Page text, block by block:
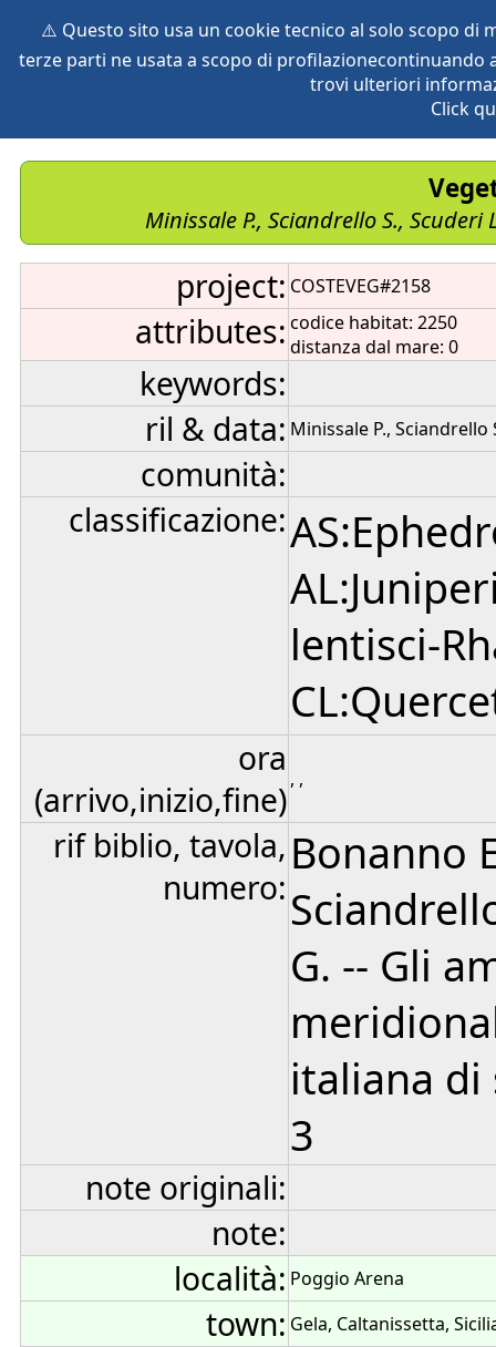
⚠️ Questo sito usa un cookie tecnico al solo scopo di
terze parti ne usata a scopo di
trovi ulteriori
Click
vegetation global db
Minissale P., Sciandrello S.,
project: COSTEVEG#2158
attributes: codice habitat: 2250
distanza dal mare: 0
keywords:
ril & data: Minissale P., Sciandrello
comunità:
classificazione:
lentisci-
ora
(arrivo,inizio,fine), ,
rif biblio, tavola,
numero:
Bonanno
G. -- Gli
italiana di
3
note originali:
note:
località: Poggio Arena
town: Gela, Caltanissetta,